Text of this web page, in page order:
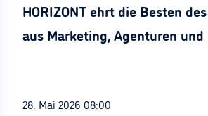
HORIZONT ehrt die Besten
aus Marketing, Agenturen und
28. Mai 2026 08:00